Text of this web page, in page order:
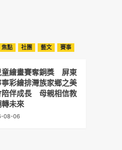
焦點 社團 藝文 賽事
童繪畫賽奪銅獎 屏東
彩繪排灣族家鄉之美
陪伴成長 母親相信教
未來
08-06